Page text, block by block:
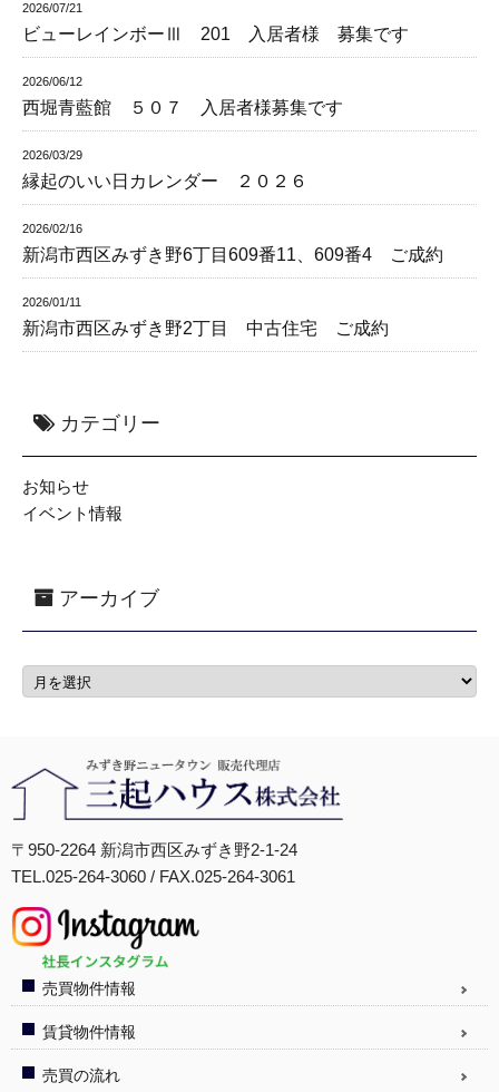
2026/07/21
ビューレインボーⅢ 201 入居者様 募集です
2026/06/12
西堀青藍館 ５０７ 入居者様募集です
2026/03/29
縁起のいい日カレンダー ２０２６
2026/02/16
新潟市西区みずき野6丁目609番11、609番4 ご成約
2026/01/11
新潟市西区みずき野2丁目 中古住宅 ご成約
カテゴリー
お知らせ
イベント情報
アーカイブ
〒950-2264 新潟市西区みずき野2-1-24
TEL.025-264-3060 / FAX.025-264-3061
売買物件情報
賃貸物件情報
売買の流れ